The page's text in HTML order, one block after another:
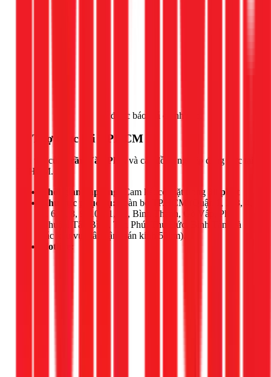
để được báo giá chính xác.
📍 Thợ trực tại TPHCM
Đội thợ của Trần Văn Phát
và các đồng nghiệp đang trực tại
TPHCM.
Thời gian đáp ứng:
Cam kết có mặt trong
30 phút
Khu vực phục vụ:
Toàn bộ TP.HCM (Quận 1, 2, 3, 4,
5, 6, 7, 8, 9, 10, 11, 12, Bình Thạnh, Gò Vấp, Phú
Nhuận, Tân Bình, Tân Phú, Thủ Đức, Bình Tân) và
các khu vực lân cận (bán kính 50km).
Hotline: